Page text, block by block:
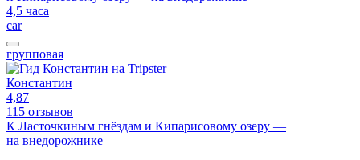
4,5 часа
car
групповая
Константин
4,87
115 отзывов
К Ласточкиным гнёздам и Кипарисовому озеру —
на внедорожнике